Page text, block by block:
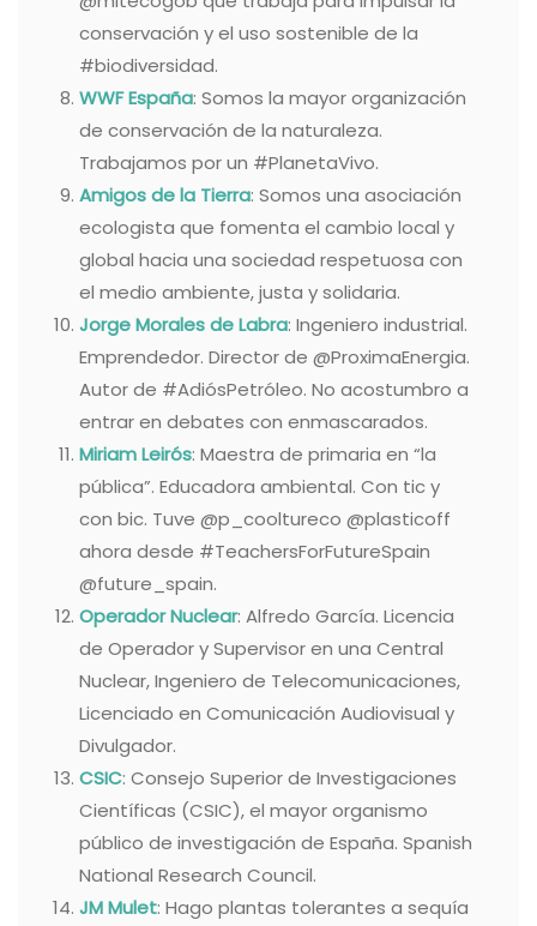
conservación y el uso sostenible de la
#biodiversidad.
WWF España: Somos la mayor organización
de conservación de la naturaleza.
Trabajamos por un #PlanetaVivo.
Amigos de la Tierra: Somos una asociación
ecologista que fomenta el cambio local y
global hacia una sociedad respetuosa con
el medio ambiente, justa y solidaria.
Jorge Morales de Labra: Ingeniero industrial.
Emprendedor. Director de @ProximaEnergia.
Autor de #AdiósPetróleo. No acostumbro a
entrar en debates con enmascarados.
Miriam Leirós: Maestra de primaria en “la
pública”. Educadora ambiental. Con tic y
con bic. Tuve @p_cooltureco @plasticoff
ahora desde #TeachersForFutureSpain
@future_spain.
Operador Nuclear: Alfredo García. Licencia
de Operador y Supervisor en una Central
Nuclear, Ingeniero de Telecomunicaciones,
Licenciado en Comunicación Audiovisual y
Divulgador.
CSIC: Consejo Superior de Investigaciones
Científicas (CSIC), el mayor organismo
público de investigación de España. Spanish
National Research Council.
JM Mulet: Hago plantas tolerantes a sequía